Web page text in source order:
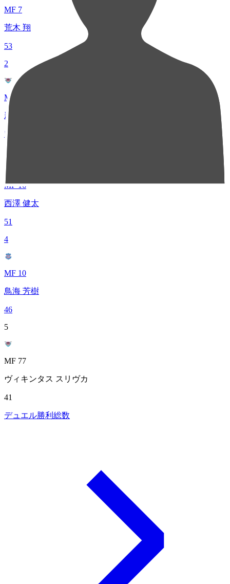
MF 7
荒木 翔
53
2
MF 7
新井 晴樹
52
3
MF 16
西澤 健太
51
4
MF 10
鳥海 芳樹
46
5
MF 77
ヴィキンタス スリヴカ
41
デュエル勝利総数